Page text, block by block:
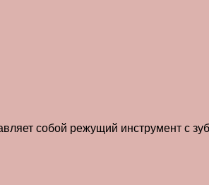
собой режущий инструмент с